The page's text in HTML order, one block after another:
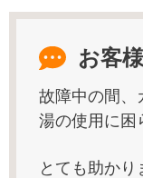
お客
故障中の間、
湯の使用に困
とても助かり